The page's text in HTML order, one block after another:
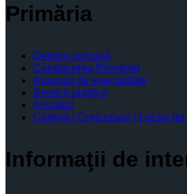
Primăria
Despre comună
Conducerea Primăriei
Aparatul de specialitate
Servicii publice
Anunturi
Cariera | Concursuri | Locuri de
Informaţii de